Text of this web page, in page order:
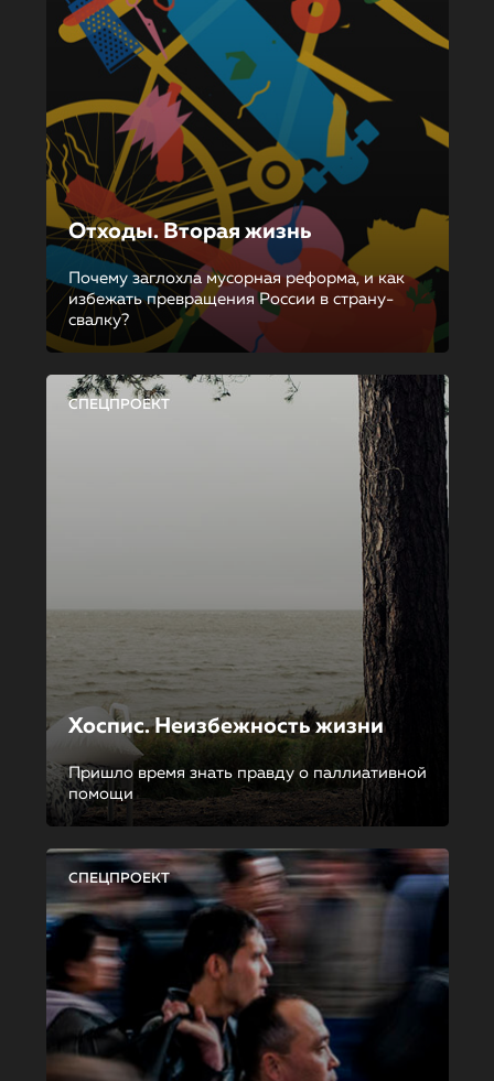
Отходы. Вторая жизнь
Почему заглохла мусорная реформа, и как
избежать превращения России в страну-
свалку?
СПЕЦПРОЕКТ
Хоспис. Неизбежность жизни
Пришло время знать правду о паллиативной
помощи
СПЕЦПРОЕКТ